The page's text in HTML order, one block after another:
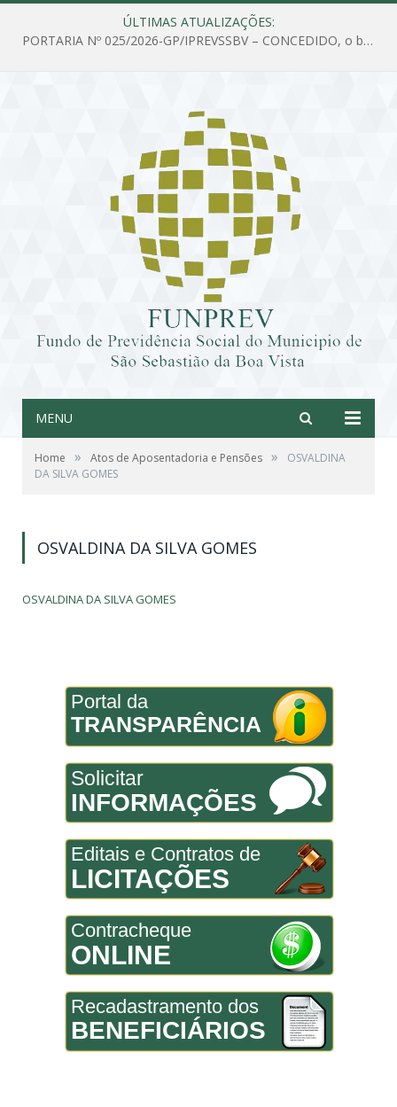
ÚLTIMAS ATUALIZAÇÕES:
PORTARIA Nº 025/2026-GP/IPREVSSBV – CONCEDIDO, o benefício de PENSÃO a MARIA ESTELA DOS SANTOS SOUZA
MENU
Home » Atos de Aposentadoria e Pensões »
OSVALDINA
DA SILVA GOMES
OSVALDINA DA SILVA GOMES
OSVALDINA DA SILVA GOMES
Portal da
TRANSPARÊNCIA
Solicitar
INFORMAÇÕES
Editais e Contratos de
LICITAÇÕES
Contracheque
ONLINE
Recadastramento dos
BENEFICIÁRIOS